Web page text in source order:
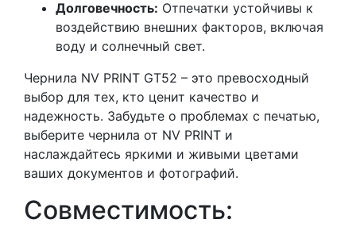
Долговечность: Отпечатки устойчивы к
воздействию внешних факторов, включая
воду и солнечный свет.
Чернила NV PRINT GT52 – это превосходный
выбор для тех, кто ценит качество и
надежность. Забудьте о проблемах с печатью,
выберите чернила от NV PRINT и
наслаждайтесь яркими и живыми цветами
ваших документов и фотографий.
Совместимость: